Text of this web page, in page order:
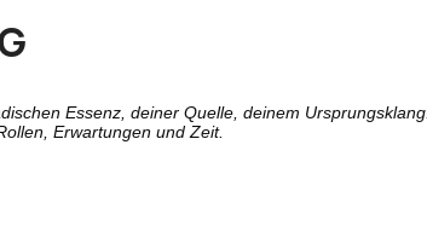
Essenz, deiner Quelle, deinem Ursprungsklang.
Erwartungen und Zeit.